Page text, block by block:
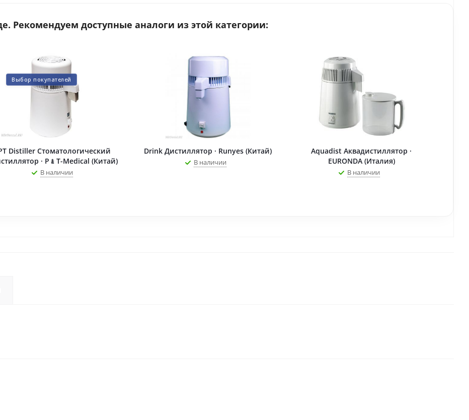
Рекомендуем доступные аналоги из этой категории:
Выбор покупателей
Distiller Стоматологический
· P﹠T-Medical (Китай)
В наличии
Drink Дистиллятор · Runyes (Китай)
В наличии
Aquadist Аквадистиллятор ·
EURONDA (Италия)
В наличии